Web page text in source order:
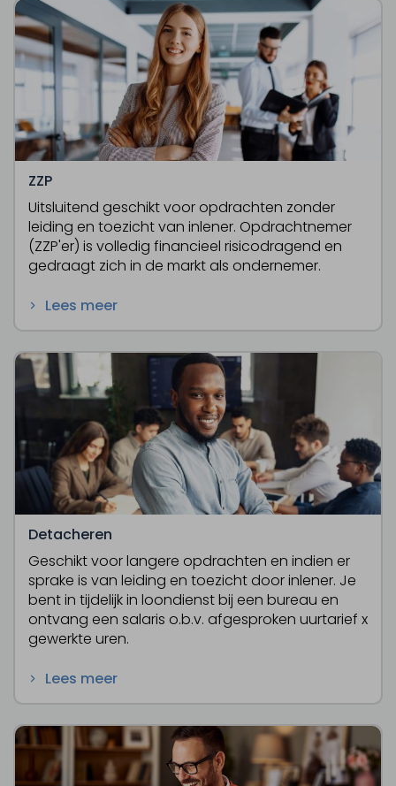
ZZP
Uitsluitend geschikt voor opdrachten zonder
leiding en toezicht van inlener. Opdrachtnemer
(ZZP'er) is volledig financieel risicodragend en
gedraagt zich in de markt als ondernemer.
Lees meer
Detacheren
Geschikt voor langere opdrachten en indien er
sprake is van leiding en toezicht door inlener. Je
bent in tijdelijk in loondienst bij een bureau en
ontvang een salaris o.b.v. afgesproken uurtarief x
gewerkte uren.
Lees meer